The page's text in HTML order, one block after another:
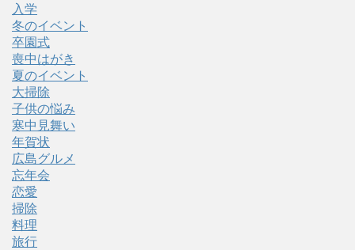
入学
冬のイベント
卒園式
喪中はがき
夏のイベント
大掃除
子供の悩み
寒中見舞い
年賀状
広島グルメ
忘年会
恋愛
掃除
料理
旅行